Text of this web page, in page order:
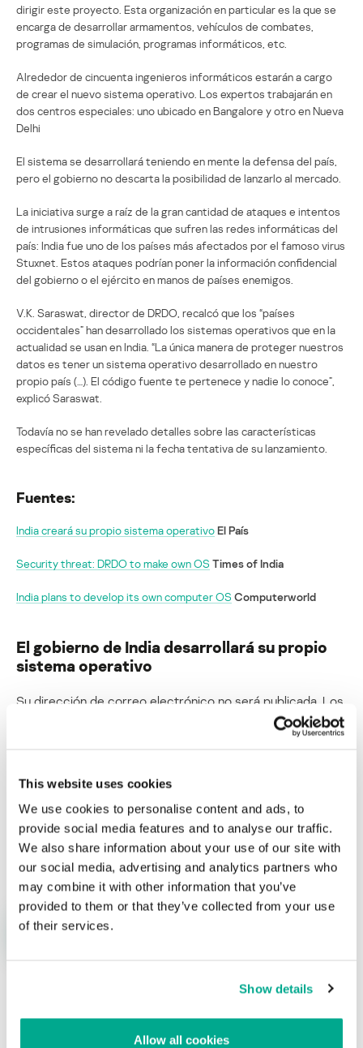
This website uses cookies
We use cookies to personalise content and ads, to
provide social media features and to analyse our traffic.
We also share information about your use of our site with
our social media, advertising and analytics partners who
may combine it with other information that you’ve
provided to them or that they’ve collected from your use
of their services.
Show details
Allow all cookies
dirigir este proyecto. Esta organización en particular es la que se
encarga de desarrollar armamentos, vehículos de combates,
programas de simulación, programas informáticos, etc.
Alrededor de cincuenta ingenieros informáticos estarán a cargo
de crear el nuevo sistema operativo. Los expertos trabajarán en
dos centros especiales: uno ubicado en Bangalore y otro en Nueva
Delhi
El sistema se desarrollará teniendo en mente la defensa del país,
pero el gobierno no descarta la posibilidad de lanzarlo al mercado.
La iniciativa surge a raíz de la gran cantidad de ataques e intentos
de intrusiones informáticas que sufren las redes informáticas del
país: India fue uno de los países más afectados por el famoso virus
Stuxnet. Estos ataques podrían poner la información confidencial
del gobierno o el ejército en manos de países enemigos.
V.K. Saraswat, director de DRDO, recalcó que los “países
occidentales” han desarrollado los sistemas operativos que en la
actualidad se usan en India. “La única manera de proteger nuestros
datos es tener un sistema operativo desarrollado en nuestro
propio país (…). El código fuente te pertenece y nadie lo conoce”,
explicó Saraswat.
Todavía no se han revelado detalles sobre las características
específicas del sistema ni la fecha tentativa de su lanzamiento.
Fuentes:
India creará su propio sistema operativoEl País
Security threat: DRDO to make own OS Times of India
India plans to develop its own computer OS Computerworld
El gobierno de India desarrollará su propio
sistema operativo
Su dirección de correo electrónico no será publicada. Los
Nombre Correo electrónico
ÚLTIMAS PUBLICACIONES